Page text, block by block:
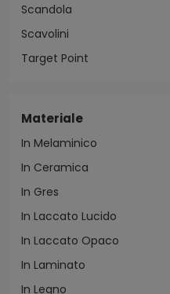
Scandola
Scavolini
Target Point
Materiale
In Melaminico
In Ceramica
In Gres
In Laccato Lucido
In Laccato Opaco
In Laminato
In Legno